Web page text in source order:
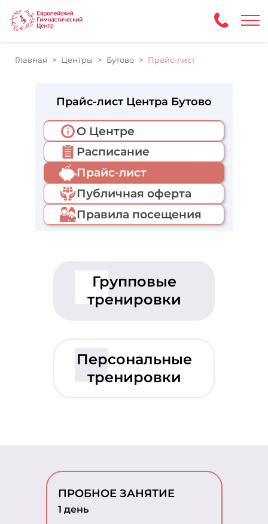
Главная Центры Бутово Прайс-лист
Прайс-лист Центра Бутово
О Центре
Расписание
Прайс-лист
Публичная оферта
Правила посещения
Групповые
тренировки
Персональные
тренировки
ПРОБНОЕ ЗАНЯТИЕ
1 день